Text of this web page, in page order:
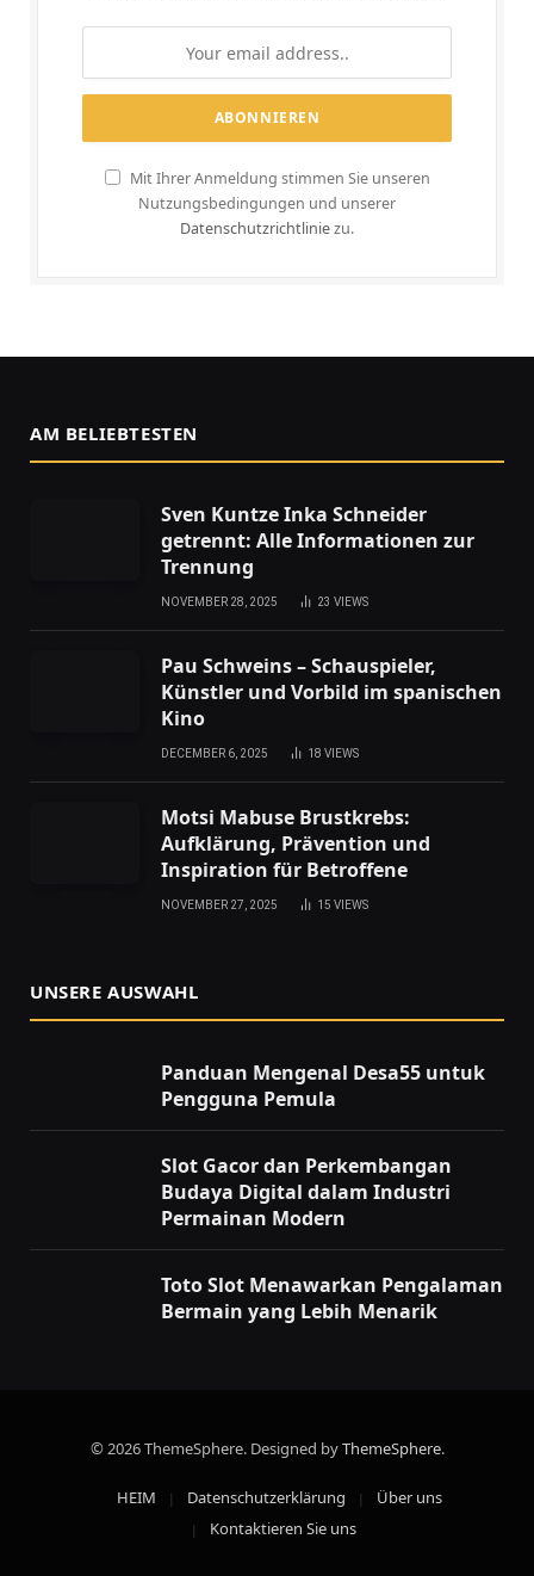
Mit Ihrer Anmeldung stimmen Sie unseren
Nutzungsbedingungen und unserer
Datenschutzrichtliniezu.
AM BELIEBTESTEN
Sven Kuntze Inka Schneider
getrennt: Alle Informationen zur
Trennung
NOVEMBER 28, 2025 23 VIEWS
Pau Schweins – Schauspieler,
Künstler und Vorbild im spanischen
Kino
DECEMBER 6, 2025 18 VIEWS
Motsi Mabuse Brustkrebs:
Aufklärung, Prävention und
Inspiration für Betroffene
NOVEMBER 27, 2025 15 VIEWS
UNSERE AUSWAHL
Panduan Mengenal Desa55 untuk
Pengguna Pemula
Slot Gacor dan Perkembangan
Budaya Digital dalam Industri
Permainan Modern
Toto Slot Menawarkan Pengalaman
Bermain yang Lebih Menarik
© 2026 ThemeSphere. Designed byThemeSphere.
HEIM Datenschutzerklärung
Über uns
Kontaktieren Sie uns